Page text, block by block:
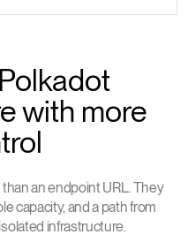
with more
an endpoint URL. They
capacity, and a path from
infrastructure.